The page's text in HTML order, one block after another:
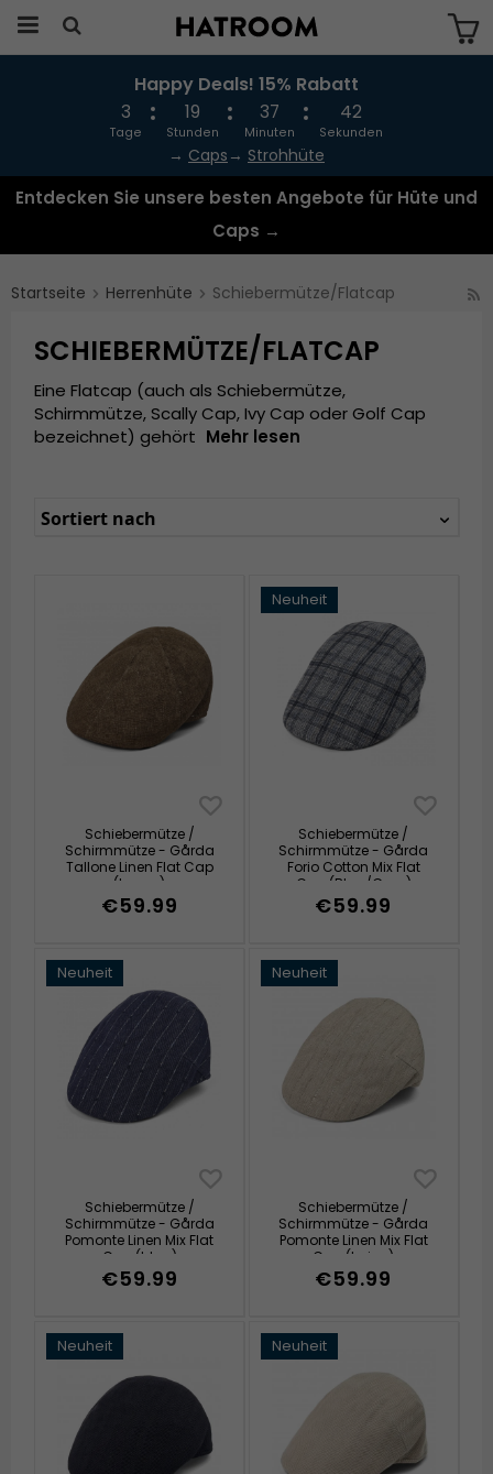
Das Produkt wurde in Ihren Warenkorb
gelegt
Happy Deals! 15% Rabatt
3
Tage
19
Stunden
37
Minuten
41
Sekunden
→ Caps → Strohhüte
Entdecken Sie unsere besten Angebote für Hüte und
Caps →
Startseite Herrenhüte Schiebermütze/Flatcap
SCHIEBERMÜTZE/FLATCAP
Eine Flatcap (auch als Schiebermütze,
Schirmmütze, Scally Cap, Ivy Cap oder Golf Cap
bezeichnet) gehört Mehr lesen
Sortiert nach
Schiebermütze /
Schirmmütze - Gårda
Tallone Linen Flat Cap
(braun)
€59.99
Neuheit
Schiebermütze /
Schirmmütze - Gårda
Forio Cotton Mix Flat
Cap (Blau/Grau)
€59.99
Neuheit
Schiebermütze /
Schirmmütze - Gårda
Pomonte Linen Mix Flat
Cap (blau)
€59.99
Neuheit
Schiebermütze /
Schirmmütze - Gårda
Pomonte Linen Mix Flat
Cap (beige)
€59.99
Neuheit Neuheit